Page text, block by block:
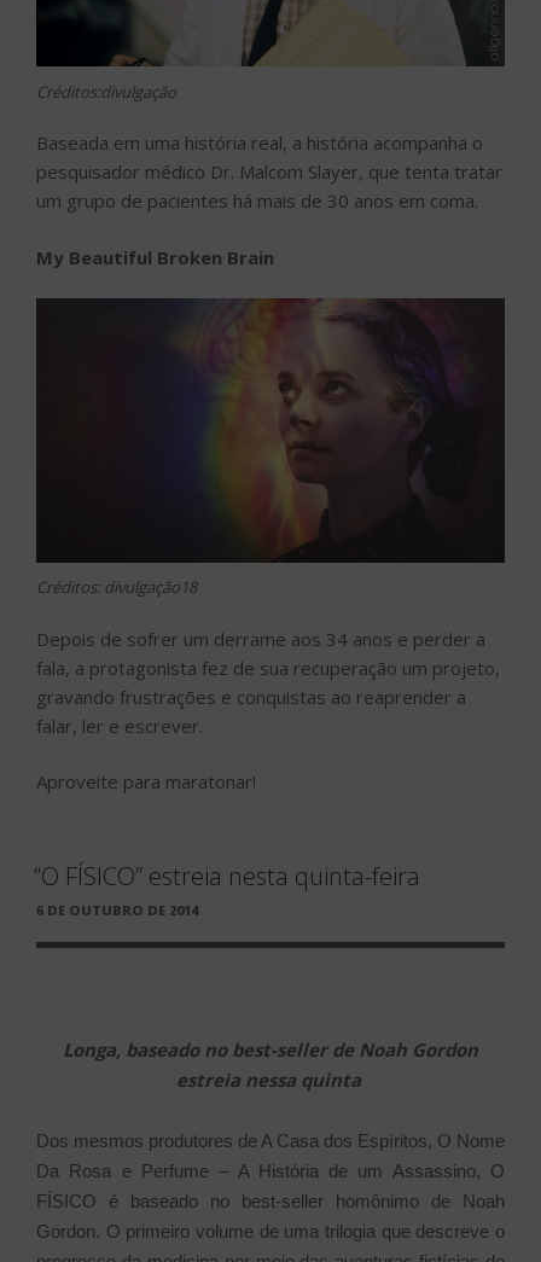
Créditos:divulgação
Baseada em uma história real, a história acompanha o
pesquisador médico Dr. Malcom Slayer, que tenta tratar
um grupo de pacientes há mais de 30 anos em coma.
My Beautiful Broken Brain
Créditos: divulgação18
Depois de sofrer um derrame aos 34 anos e perder a
fala, a protagonista fez de sua recuperação um projeto,
gravando frustrações e conquistas ao reaprender a
falar, ler e escrever.
Aproveite para maratonar!
“O FÍSICO” estreia nesta quinta-feira
PUBLICADO
6 DE OUTUBRO DE 2014
Longa, baseado no best-seller de Noah Gordon
estreia nessa quinta
Dos mesmos produtores de A Casa dos Espíritos, O Nome
Da Rosa e Perfume – A História de um Assassino, O
FÍSICO é baseado no best-seller homônimo de Noah
Gordon. O primeiro volume de uma trilogia que descreve o